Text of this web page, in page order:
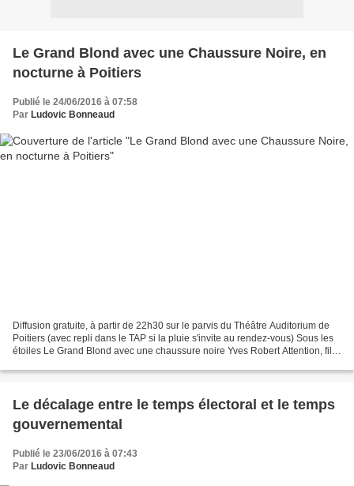
Le Grand Blond avec une Chaussure Noire, en
nocturne à Poitiers
Publié le 24/06/2016 à 07:58
Par Ludovic Bonneaud
Diffusion gratuite, à partir de 22h30 sur le parvis du Théâtre Auditorium de
Poitiers (avec repli dans le TAP si la pluie s'invite au rendez-vous) Sous les
étoiles Le Grand Blond avec une chaussure noire Yves Robert Attention, film
Le décalage entre le temps électoral et le temps
gouvernemental
Publié le 23/06/2016 à 07:43
Par Ludovic Bonneaud